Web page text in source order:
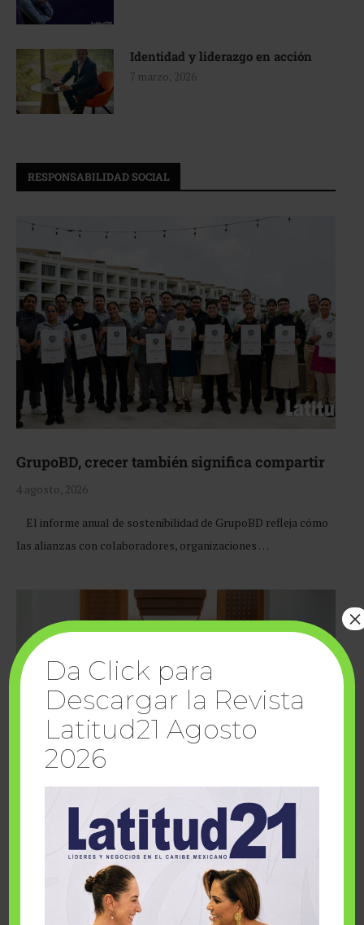
Identidad y liderazgo en acción
7 marzo, 2026
RESPONSABILIDAD SOCIAL
GrupoBD, crecer también significa compartir
4 agosto, 2026
El informe anual de sostenibilidad de GrupoBD refleja cómo
las alianzas con colaboradores, organizaciones …
Cuando la solidaridad inspira; cumplen
sueños Fairmont Mayakoba y Make-A-Wish
Da Click para
Descargar la Revista
Latitud21 Agosto
2026
×